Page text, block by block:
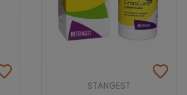
STANGEST